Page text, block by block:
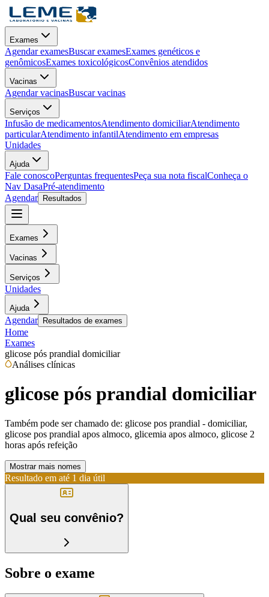
Exames
Agendar examesBuscar examesExames genéticos e
genômicosExames toxicológicosConvênios atendidos
Vacinas
Agendar vacinasBuscar vacinas
Serviços
Infusão de medicamentosAtendimento domiciliarAtendimento
particularAtendimento infantilAtendimento em empresas
Unidades
Ajuda
Fale conoscoPerguntas frequentesPeça sua nota fiscalConheça o
Nav DasaPré-atendimento
Agendar
Resultados
Exames
Vacinas
Serviços
Unidades
Ajuda
Agendar Resultados de exames
Home
Exames
glicose pós prandial domiciliar
Análises clínicas
glicose pós prandial domiciliar
Também pode ser chamado de: glicose pos prandial - domiciliar,
glicose pos prandial apos almoco, glicemia apos almoco, glicose 2
horas após refeição
Mostrar mais nomes
Resultado em até 1 dia útil
Qual seu convênio?
Sobre o exame